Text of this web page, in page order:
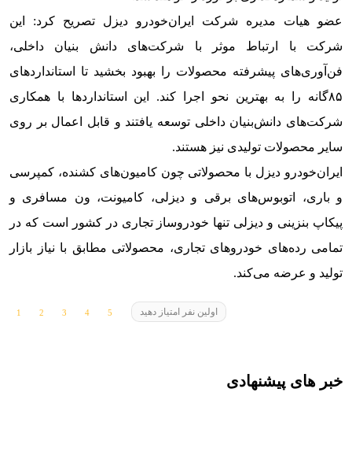
عضو هیات مدیره شرکت ایران‌خودرو دیزل تصریح کرد: این
شرکت با ارتباط موثر با شرکت‌های دانش بنیان داخلی،
فن‌آوری‌های پیشرفته محصولات را بهبود بخشید تا استانداردهای
۸۵گانه را به بهترین نحو اجرا کند. این استانداردها با همکاری
شرکت‌های دانش‌بنیان داخلی توسعه یافتند و قابل اعمال بر روی
سایر محصولات تولیدی نیز هستند.
ایران‌خودرو دیزل با محصولاتی چون کامیون‌های کشنده، کمپرسی
و باری، اتوبوس‌‌های برقی و دیزلی، کامیونت، ون مسافری و
پیکاپ بنزینی و دیزلی تنها خودروساز تجاری در کشور است که در
تمامی رده‌های خودروهای تجاری، محصولاتی مطابق با نیاز بازار
تولید و عرضه می‌کند.
اولین نفر امتیاز دهید
خبر های پیشنهادی